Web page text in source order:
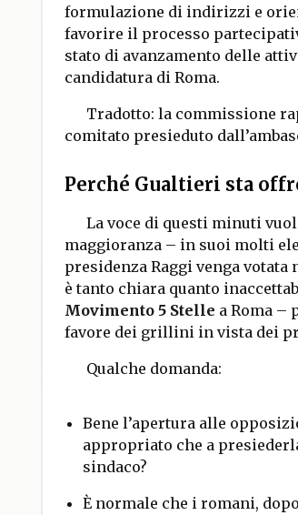
formulazione di indirizzi e
favorire il processo
stato di avanzamento delle
candidatura di Roma.
Tradotto: la commissione
comitato presieduto
Perché Gualtieri sta
La voce di questi minuti
maggioranza – in suoi molti
presidenza Raggi venga votata
è tanto chiara quanto
Movimento 5 Stelle a Roma –
favore dei grillini in vista dei
Qualche domanda:
Bene l’apertura alle
appropriato che a
sindaco?
È normale che i romani,